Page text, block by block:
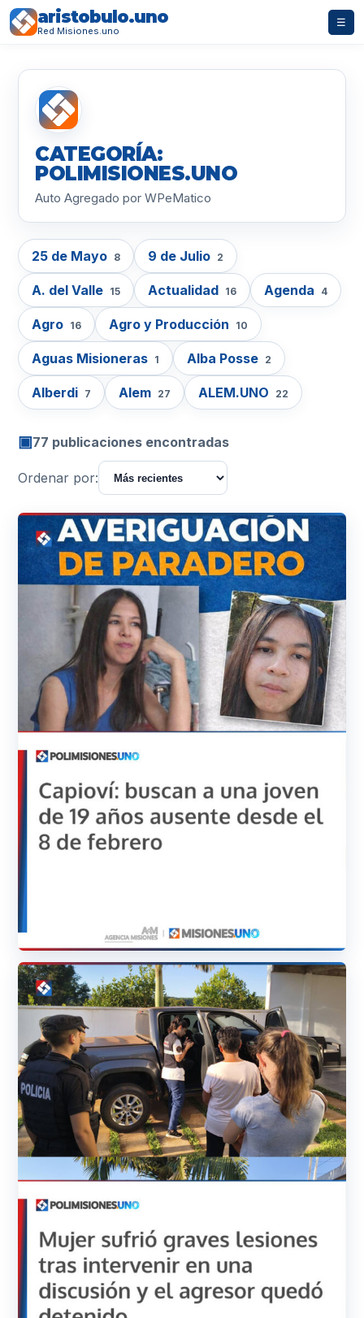
aristobulo.uno
Red Misiones.uno
☰
CATEGORÍA:
POLIMISIONES.UNO
Auto Agregado por WPeMatico
25 de Mayo 8 9 de Julio 2
A. del Valle 15 Actualidad 16 Agenda 4
Agro 16 Agro y Producción 10
Aguas Misioneras 1 Alba Posse 2
Alberdi 7 Alem 27 ALEM.UNO 22
▣77 publicaciones encontradas
Ordenar por: